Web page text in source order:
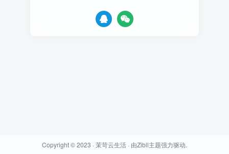
Copyright © 2023 · 茉苛云生活 · 由Zibll主题强力驱动.